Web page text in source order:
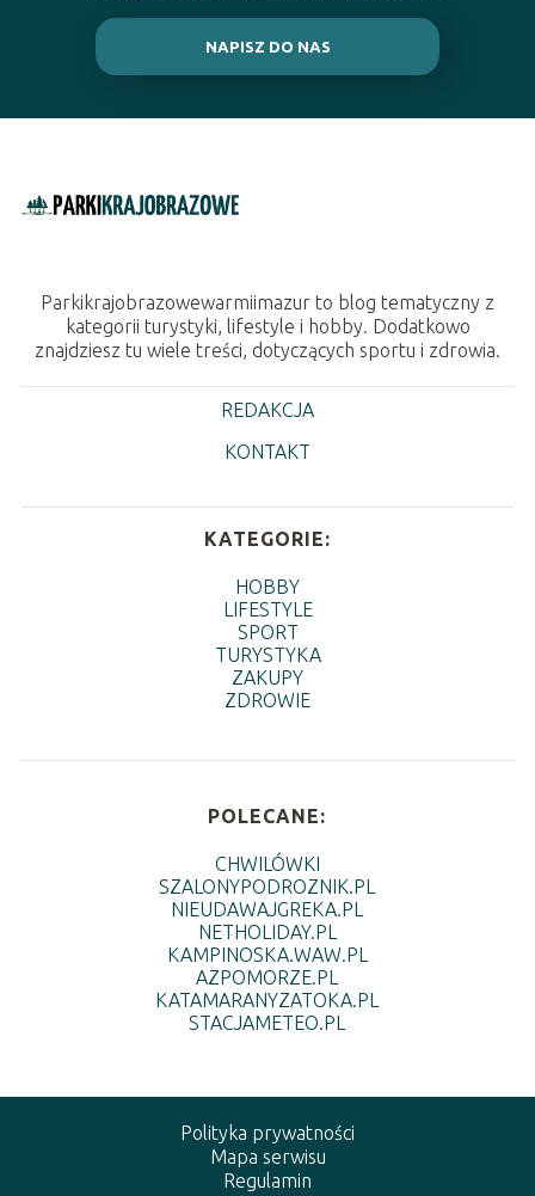
NAPISZ DO NAS
Parkikrajobrazowewarmiimazur to blog tematyczny z
kategorii turystyki, lifestyle i hobby. Dodatkowo
znajdziesz tu wiele treści, dotyczących sportu i zdrowia.
REDAKCJA
KONTAKT
KATEGORIE:
HOBBY
LIFESTYLE
SPORT
TURYSTYKA
ZAKUPY
ZDROWIE
POLECANE:
CHWILÓWKI
SZALONYPODROZNIK.PL
NIEUDAWAJGREKA.PL
NETHOLIDAY.PL
KAMPINOSKA.WAW.PL
AZPOMORZE.PL
KATAMARANYZATOKA.PL
STACJAMETEO.PL
Polityka prywatności
Mapa serwisu
Regulamin